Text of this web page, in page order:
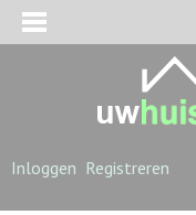
Inloggen Registreren